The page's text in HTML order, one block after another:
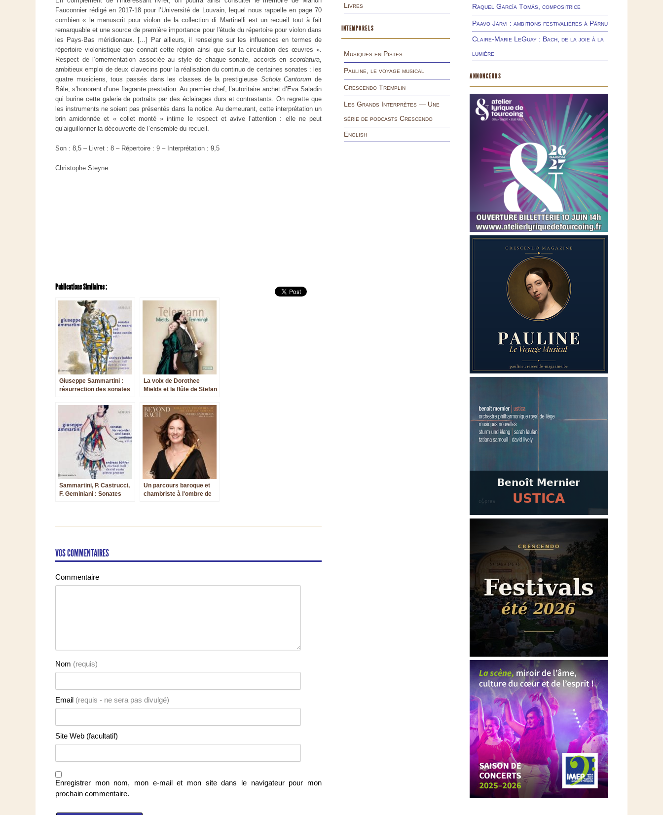
Fauconnier rédigé en 2017-18 pour l’Université de Louvain, lequel nous rappelle en page 70
combien « le manuscrit pour violon de la collection di Martinelli est un recueil tout à fait
remarquable et une source de première importance pour l'étude du répertoire pour violon dans
les Pays-Bas méridionaux. [...] Par ailleurs, il renseigne sur les influences en termes de
répertoire violonistique que connait cette région ainsi que sur la circulation des œuvres ».
Respect de l’ornementation associée au style de chaque sonate, accords en scordatura,
ambitieux emploi de deux clavecins pour la réalisation du continuo de certaines sonates : les
quatre musiciens, tous passés dans les classes de la prestigieuse Schola Cantorum de
Bâle, s’honorent d’une flagrante prestation. Au premier chef, l’autoritaire archet d’Eva Saladin
qui burine cette galerie de portraits par des éclairages durs et contrastants. On regrette que
les instruments ne soient pas présentés dans la notice. Au demeurant, cette interprétation un
brin amidonnée et « collet monté » intime le respect et avive l’attention : elle ne peut
qu’aiguillonner la découverte de l’ensemble du recueil.
Son : 8,5 – Livret : 8 – Répertoire : 9 – Interprétation : 9,5
Christophe Steyne
Publications Similaires :
Giuseppe Sammartini :
résurrection des sonates
suprêmes auspices
La voix de Dorothee
Mields et la flûte de Stefan
Sammartini, P. Castrucci,
F. Geminiani : Sonates
Un parcours baroque et
chambriste à l'ombre de
VOS COMMENTAIRES
Commentaire
Nom (requis)
Email (requis - ne sera pas divulgé)
Site Web (facultatif)
Enregistrer mon nom, mon e-mail et mon site dans le navigateur pour mon
prochain commentaire.
Livres
INTEMPORELS
Musiques en Pistes
Pauline, le voyage musical
Crescendo Tremplin
Les Grands Interprètes — Une
série de podcasts Crescendo
English
Raquel García Tomás, compositrice
Paavo Järvi : ambitions festivalières à Pärnu
Claire-Marie LeGuay : Bach, de la joie à la
lumière
ANNONCEURS